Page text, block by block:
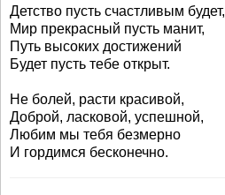
Детство пусть счастливым будет,
Мир прекрасный пусть манит,
Путь высоких достижений
Будет пусть тебе открыт.
Не болей, расти красивой,
Доброй, ласковой, успешной,
Любим мы тебя безмерно
И гордимся бесконечно.